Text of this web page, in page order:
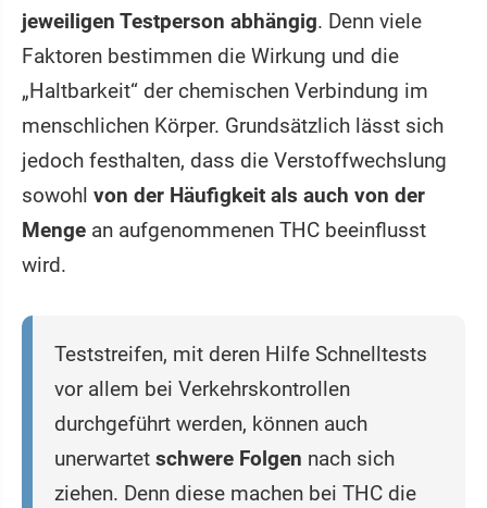
jeweiligen Testperson abhängig. Denn viele
Faktoren bestimmen die Wirkung und die
„Haltbarkeit“ der chemischen Verbindung im
menschlichen Körper. Grundsätzlich lässt sich
jedoch festhalten, dass die Verstoffwechslung
sowohl von der Häufigkeit als auch von der
Menge an aufgenommenen THC beeinflusst
wird.
Teststreifen, mit deren Hilfe Schnelltests
vor allem bei Verkehrskontrollen
durchgeführt werden, können auch
unerwartet schwere Folgen nach sich
ziehen. Denn diese machen bei THC die